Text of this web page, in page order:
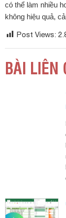
có thể làm nhiều
không hiệu quả,
Post Views:
BÀI LIÊN